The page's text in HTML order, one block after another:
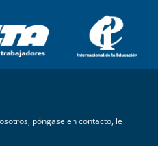
póngase en contacto, le